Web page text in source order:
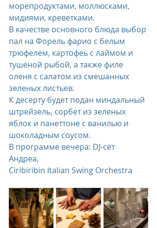
морепродуктами, моллюсками,
мидиями, креветками.
В качестве основного блюда выбор
пал на Форель фарио с белым
трюфелем, картофеь с лаймом и
тушеной рыбой, а также филе
оленя с салатом из смешанных
зеленых листьев.
К десерту будет подан миндальный
штрейзель, сорбет из зеленых
яблок и панеттоне с ванилью и
шоколадным соусом.
В программе вечера: DJ-сет
Андреа,
Ciribiribin Italian Swing Orchestra